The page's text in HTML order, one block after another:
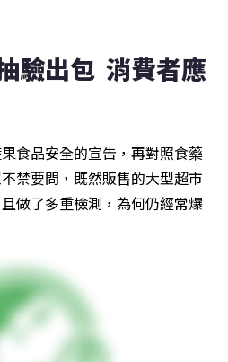
驗出包  消費者應
食品安全的宣告，再對照食藥
禁要問，既然販售的大型超市
做了多重檢測，為何仍經常爆